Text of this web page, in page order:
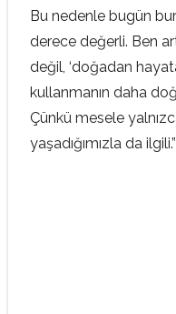
Bu nedenle bugün
derece değerli. Ben
değil, ‘doğadan
kullanmanın daha
Çünkü mesele
yaşadığımızla da